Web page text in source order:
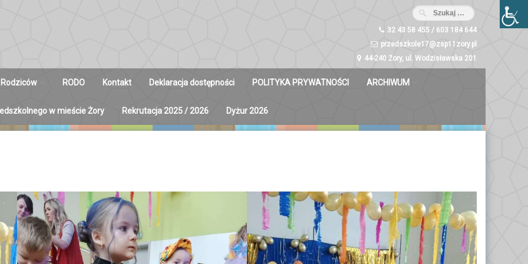
32 43 58 455 / 603 184 644
przedszkole17@zsp11zory.pl
44-240 Żory, ul. Wodzisławska 201
Rodziców RODO Kontakt Deklaracja dostępności POLITYKA PRYWATNOŚCI ARCHIWUM
Zuchy 2023/2024
Świetliki 2023/2024
Bystrzaki 2023/2024
w mieście Żory Rekrutacja 2025 / 2026 Dyżur 2026